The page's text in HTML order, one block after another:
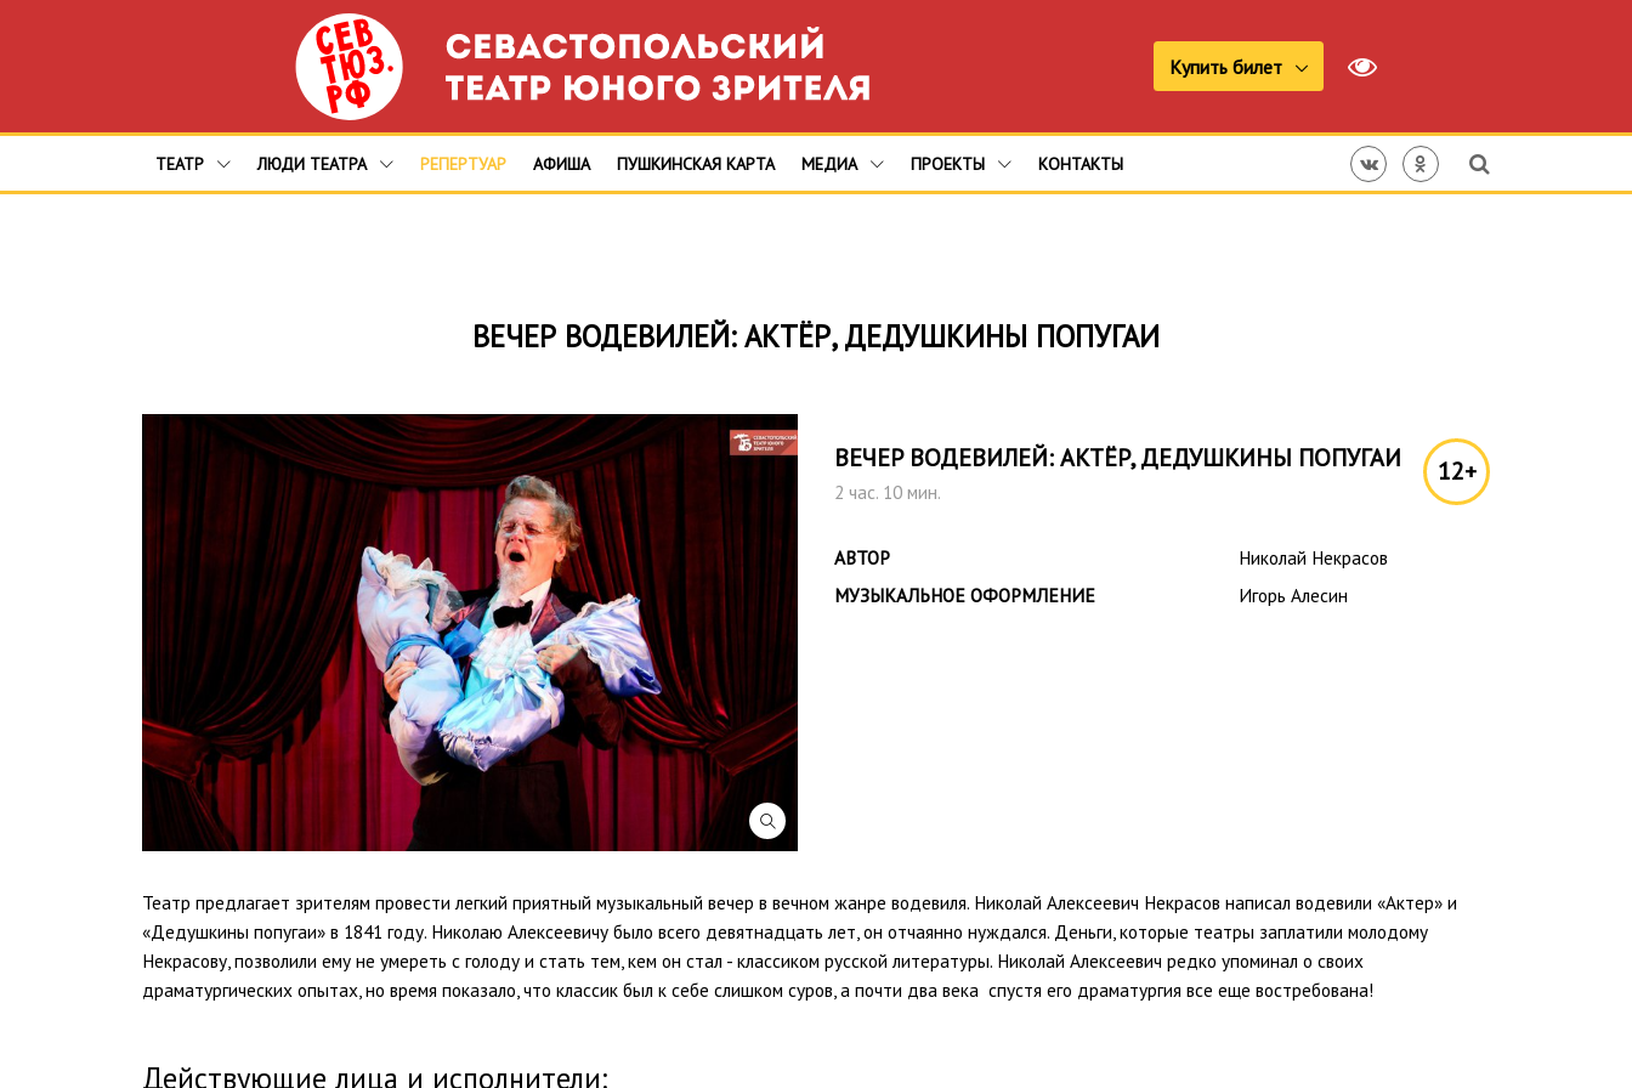
Купить билет
ТЕАТР ЛЮДИ ТЕАТРА РЕПЕРТУАР АФИША ПУШКИНСКАЯ КАРТА МЕДИА ПРОЕКТЫ КОНТАКТЫ
ВЕЧЕР ВОДЕВИЛЕЙ: АКТЁР, ДЕДУШКИНЫ ПОПУГАИ
ВЕЧЕР ВОДЕВИЛЕЙ: АКТЁР, ДЕДУШКИНЫ ПОПУГАИ
2 час. 10 мин.
12+
АВТОР
Николай Некрасов
МУЗЫКАЛЬНОЕ ОФОРМЛЕНИЕ
Игорь Алесин
Театр предлагает зрителям провести легкий приятный музыкальный вечер в вечном жанре водевиля. Николай Алексеевич Некрасов написал водевили «Актер» и
«Дедушкины попугаи» в 1841 году. Николаю Алексеевичу было всего девятнадцать лет, он отчаянно нуждался. Деньги, которые театры заплатили молодому
Некрасову, позволили ему не умереть с голоду и стать тем, кем он стал - классиком русской литературы. Николай Алексеевич редко упоминал о своих
драматургических опытах, но время показало, что классик был к себе слишком суров, а почти два века спустя его драматургия все еще востребована!
Действующие лица и исполнители: